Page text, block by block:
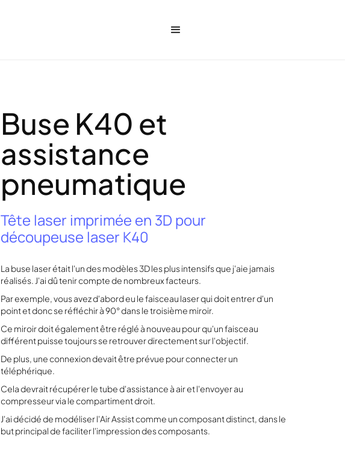
Buse K40 et
assistance
pneumatique
Tête laser imprimée en 3D pour
découpeuse laser K40
La buse laser était l'un des modèles 3D les plus intensifs que j'aie jamais
réalisés. J'ai dû tenir compte de nombreux facteurs.
Par exemple, vous avez d'abord eu le faisceau laser qui doit entrer d'un
point et donc se réfléchir à 90° dans le troisième miroir.
Ce miroir doit également être réglé à nouveau pour qu'un faisceau
différent puisse toujours se retrouver directement sur l'objectif.
De plus, une connexion devait être prévue pour connecter un
téléphérique.
Cela devrait récupérer le tube d'assistance à air et l'envoyer au
compresseur via le compartiment droit.
J'ai décidé de modéliser l'Air Assist comme un composant distinct, dans le
but principal de faciliter l'impression des composants.